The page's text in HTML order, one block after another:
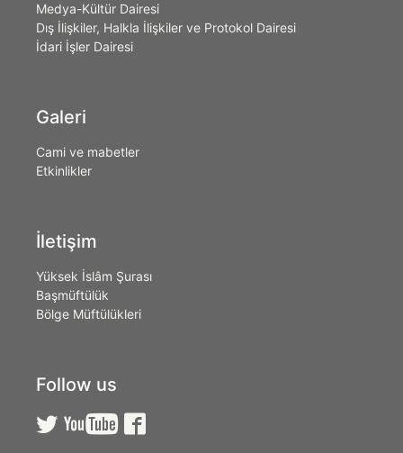
Medya-Kültür Dairesi
Dış İlişkiler, Halkla İlişkiler ve Protokol Dairesi
İdari İşler Dairesi
Galeri
Cami ve mabetler
Etkinlikler
İletişim
Yüksek İslâm Şurası
Başmüftülük
Bölge Müftülükleri
Follow us
  